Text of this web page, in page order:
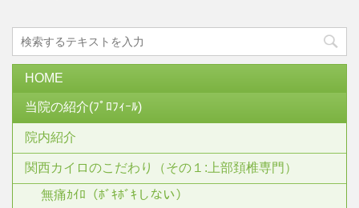
HOME
当院の紹介(ﾌﾟﾛﾌｨｰﾙ)
院内紹介
関西カイロのこだわり（その１:上部頚椎専門）
無痛ｶｲﾛ（ﾎﾞｷﾎﾞｷしない）